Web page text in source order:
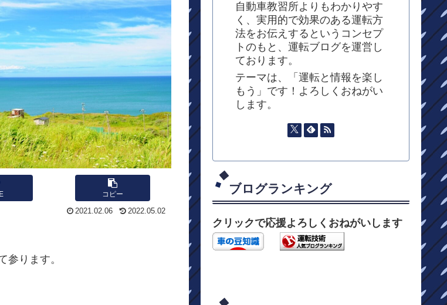
コピー
2021.02.06 2022.05.02
参ります。
自動車教習所よりもわかりやす
く、実用的で効果のある運転方
法をお伝えするというコンセプ
トのもと、運転ブログを運営し
ております。
テーマは、「運転と情報を楽し
もう」です！よろしくおねがい
します。
ブログランキング
クリックで応援よろしくおねがいします